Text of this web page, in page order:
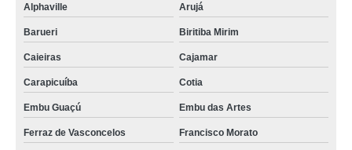
Alphaville Arujá
Barueri Biritiba Mirim
Caieiras Cajamar
Carapicuíba Cotia
Embu Guaçú Embu das Artes
Ferraz de Vasconcelos Francisco Morato